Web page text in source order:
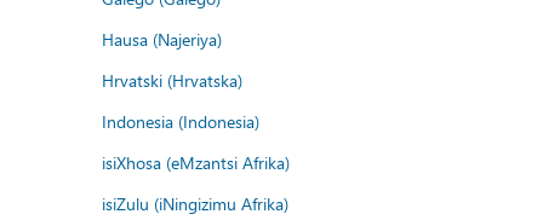
Hausa (Najeriya)
Hrvatski (Hrvatska)
Indonesia (Indonesia)
isiXhosa (eMzantsi Afrika)
isiZulu (iNingizimu Afrika)